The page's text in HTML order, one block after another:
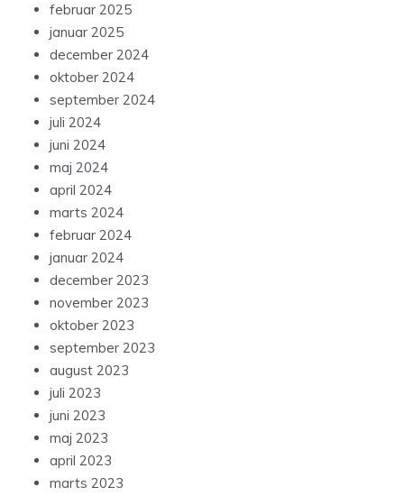
februar 2025
januar 2025
december 2024
oktober 2024
september 2024
juli 2024
juni 2024
maj 2024
april 2024
marts 2024
februar 2024
januar 2024
december 2023
november 2023
oktober 2023
september 2023
august 2023
juli 2023
juni 2023
maj 2023
april 2023
marts 2023